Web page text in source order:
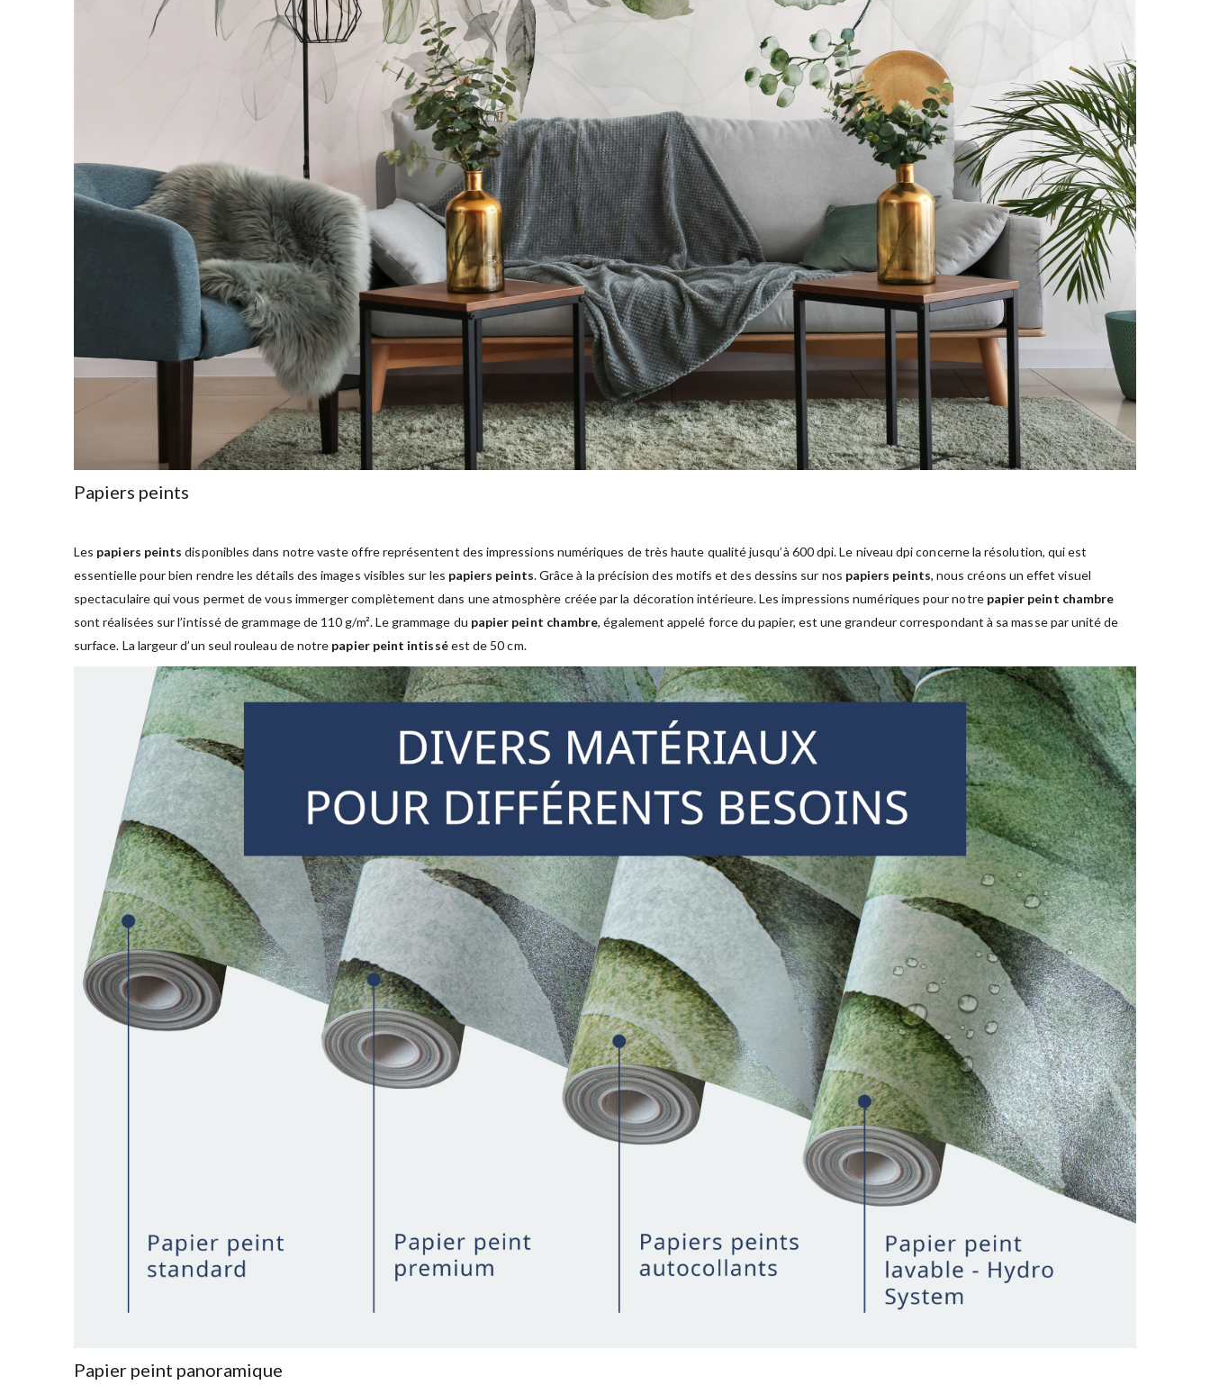
Papiers peints
Les papiers peints disponibles dans notre vaste offre représentent des impressions numériques de très haute qualité jusqu’à 600 dpi. Le niveau dpi concerne la résolution, qui est
essentielle pour bien rendre les détails des images visibles sur les papiers peints. Grâce à la précision des motifs et des dessins sur nos papiers peints, nous créons un effet visuel
spectaculaire qui vous permet de vous immerger complètement dans une atmosphère créée par la décoration intérieure. Les impressions numériques pour notre papier peint chambre
sont réalisées sur l’intissé de grammage de 110 g/m². Le grammage du papier peint chambre, également appelé force du papier, est une grandeur correspondant à sa masse par unité de
surface. La largeur d’un seul rouleau de notre papier peint intisséest de 50 cm.
Papier peint panoramique